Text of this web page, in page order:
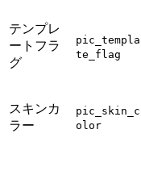
テンプレ
ートフラ
グ
pic_templa
te_flag
スキンカ
ラー
pic_skin_c
olor